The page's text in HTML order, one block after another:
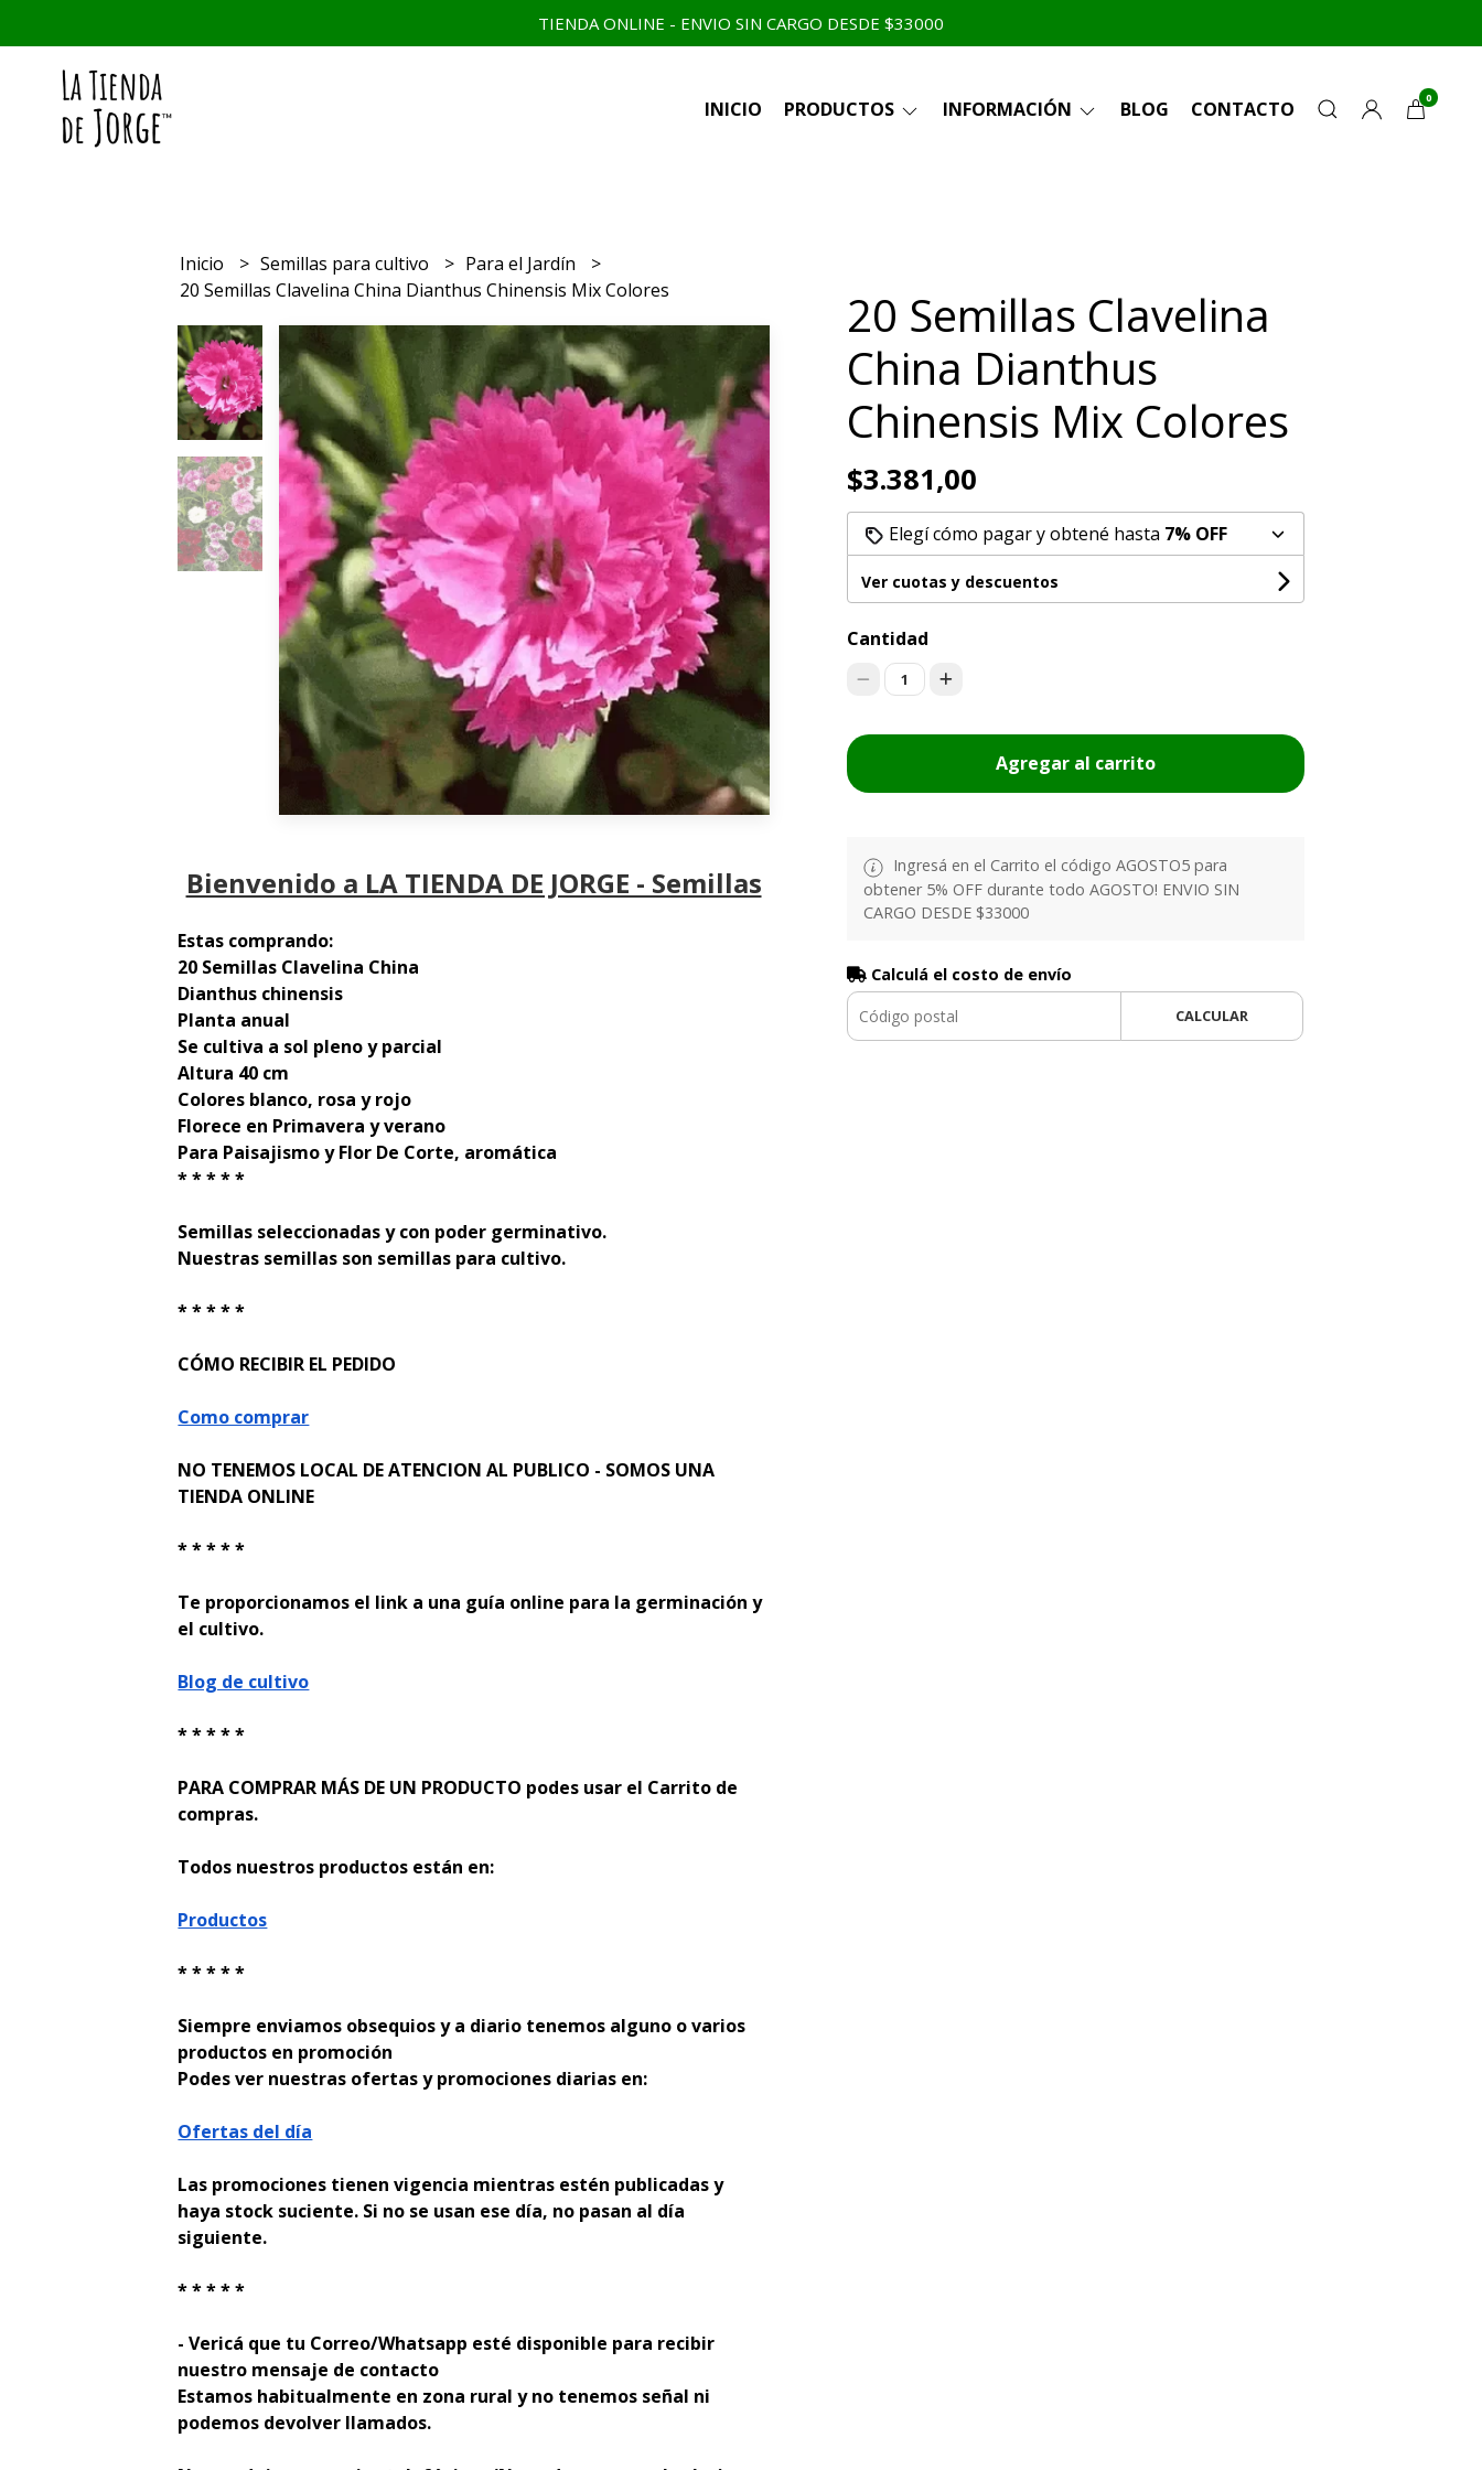
TIENDA ONLINE - ENVIO SIN CARGO DESDE $33000
INICIO PRODUCTOS INFORMACIÓN BLOG CONTACTO 0
Inicio Semillas para cultivo
Para el Jardín
20 Semillas Clavelina China Dianthus Chinensis Mix Colores
Bienvenido a LA TIENDA DE JORGE - Semillas
Estas comprando:
20 Semillas Clavelina China
Dianthus chinensis
Planta anual
Se cultiva a sol pleno y parcial
Altura 40 cm
Colores blanco, rosa y rojo
Florece en Primavera y verano
Para Paisajismo y Flor De Corte, aromática
* * * * *
Semillas seleccionadas y con poder germinativo.
Nuestras semillas son semillas para cultivo.
* * * * *
CÓMO RECIBIR EL PEDIDO
Como comprar
NO TENEMOS LOCAL DE ATENCION AL PUBLICO - SOMOS UNA
TIENDA ONLINE
* * * * *
Te proporcionamos el link a una guía online para la germinación y
el cultivo.
Blog de cultivo
* * * * *
PARA COMPRAR MÁS DE UN PRODUCTO podes usar el Carrito de
compras.
Todos nuestros productos están en:
Productos
* * * * *
Siempre enviamos obsequios y a diario tenemos alguno o varios
productos en promoción
Podes ver nuestras ofertas y promociones diarias en:
Ofertas del día
Las promociones tienen vigencia mientras estén publicadas y
haya stock suficiente. Si no se usan ese día, no pasan al día
siguiente.
* * * * *
- Verificá que tu Correo/Whatsapp esté disponible para recibir
nuestro mensaje de contacto
Estamos habitualmente en zona rural y no tenemos señal ni
podemos devolver llamados.
20 Semillas Clavelina
China Dianthus
Chinensis Mix Colores
$3.381,00
Elegí cómo pagar y obtené hasta 7% OFF
Ver cuotas y descuentos
Cantidad
1
Agregar al carrito
Ingresá en el Carrito el código AGOSTO5 para
obtener 5% OFF durante todo AGOSTO! ENVIO SIN
CARGO DESDE $33000
Calculá el costo de envío
CALCULAR